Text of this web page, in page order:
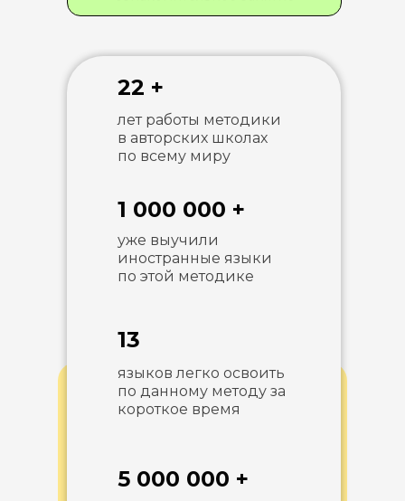
5 000 000 +
22 +
лет работы методики
в авторских школах
по всему миру
1 000 000 +
уже выучили
иностранные языки
по этой методике
13
языков легко освоить
по данному методу за
короткое время